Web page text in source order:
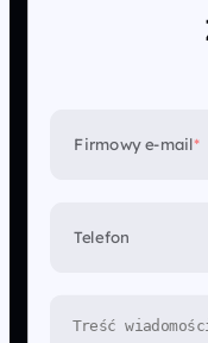
Firmowy e-mail*
Telefon